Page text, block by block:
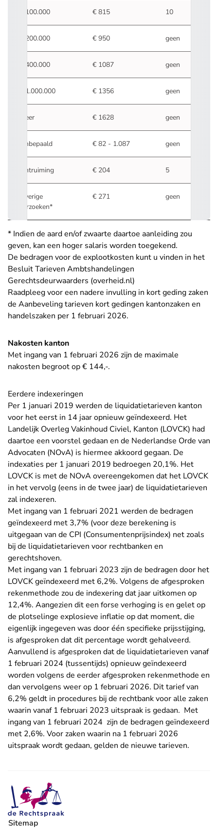
€ 100.000 € 815 10
€ 200.000 € 950 geen
€ 400.000 € 1087 geen
€ 1.000.000 € 1356 geen
meer € 1628 geen
Onbepaald € 82 - 1.087 geen
Ontruiming € 204 5
Overige
verzoeken*
€ 271 geen
* Indien de aard en/of zwaarte daartoe aanleiding zou
geven, kan een hoger salaris worden toegekend.
De bedragen voor de explootkosten kunt u vinden in het
Besluit Tarieven Ambtshandelingen
Gerechtsdeurwaarders (overheid.nl)
Raadpleeg voor een nadere invulling in kort geding zaken
de Aanbeveling tarieven kort gedingen kantonzaken en
handelszaken per 1 februari 2026.
Nakosten kanton
Met ingang van 1 februari 2026 zijn de maximale
nakosten begroot op € 144,-.
Eerdere indexeringen
Per 1 januari 2019 werden de liquidatietarieven kanton
voor het eerst in 14 jaar opnieuw geïndexeerd. Het
Landelijk Overleg Vakinhoud Civiel, Kanton (LOVCK) had
daartoe een voorstel gedaan en de Nederlandse Orde van
Advocaten (NOvA) is hiermee akkoord gegaan. De
indexaties per 1 januari 2019 bedroegen 20,1%. Het
LOVCK is met de NOvA overeengekomen dat het LOVCK
in het vervolg (eens in de twee jaar) de liquidatietarieven
zal indexeren.
Met ingang van 1 februari 2021 werden de bedragen
geïndexeerd met 3,7% (voor deze berekening is
uitgegaan van de CPI (Consumentenprijsindex) net zoals
bij de liquidatietarieven voor rechtbanken en
gerechtshoven.
Met ingang van 1 februari 2023 zijn de bedragen door het
LOVCK geïndexeerd met 6,2%. Volgens de afgesproken
rekenmethode zou de indexering dat jaar uitkomen op
12,4%. Aangezien dit een forse verhoging is en gelet op
de plotselinge explosieve inflatie op dat moment, die
eigenlijk ingegeven was door één specifieke prijsstijging,
is afgesproken dat dit percentage wordt gehalveerd.
Aanvullend is afgesproken dat de liquidatietarieven vanaf
1 februari 2024 (tussentijds) opnieuw geïndexeerd
worden volgens de eerder afgesproken rekenmethode en
dan vervolgens weer op 1 februari 2026. Dit tarief van
6,2% geldt in procedures bij de rechtbank voor alle zaken
waarin vanaf 1 februari 2023 uitspraak is gedaan. Met
ingang van 1 februari 2024 zijn de bedragen geïndexeerd
met 2,6%. Voor zaken waarin na 1 februari 2026
uitspraak wordt gedaan, gelden de nieuwe tarieven.
Sitemap